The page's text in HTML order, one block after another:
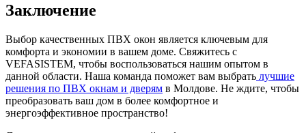
Заключение
Выбор качественных ПВХ окон является ключевым для
комфорта и экономии в вашем доме. Свяжитесь с
VEFASISTEM, чтобы воспользоваться нашим опытом в
данной области. Наша команда поможет вам выбрать лучшие
решения по ПВХ окнам и дверям в Молдове. Не ждите, чтобы
преобразовать ваш дом в более комфортное и
энергоэффективное пространство!